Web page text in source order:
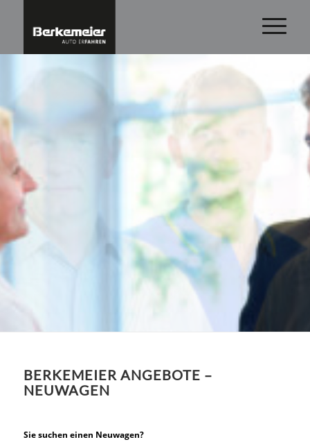
BERKEMEIER ANGEBOTE –
NEUWAGEN
Sie suchen einen Neuwagen?